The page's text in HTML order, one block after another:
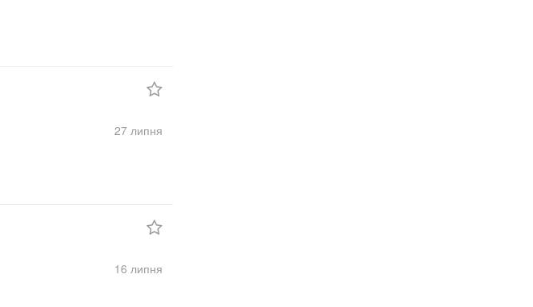
27 липня
16 липня